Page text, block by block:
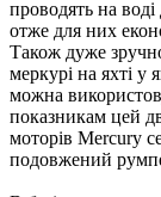
проводять на воді
отже для них
Також дуже
меркурі на яхті у
можна
показникам цей
моторів Mercury
подовжений